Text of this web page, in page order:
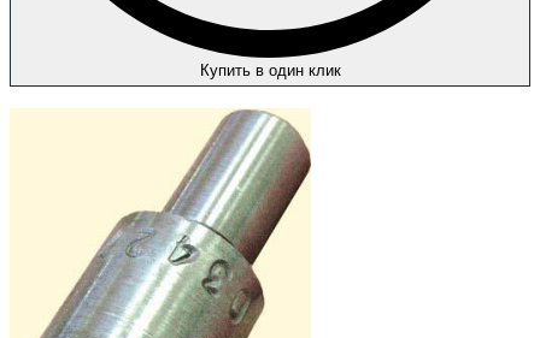
Купить в один клик